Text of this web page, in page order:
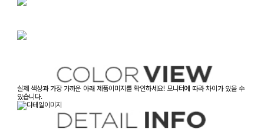
실제 색상과 가장 가까운 아래 제품이미지를 확인하세요! 모니터에 따라 차이가 있을 수
있습니다.